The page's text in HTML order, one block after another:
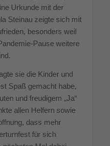
Urkunde mit der
Steinau zeigte sich mit
besonders weil
Pause weitere
sie die Kinder und
Spaß gemacht habe,
und freudigem „Ja“
allen Helfern sowie
dass mehr
für sich